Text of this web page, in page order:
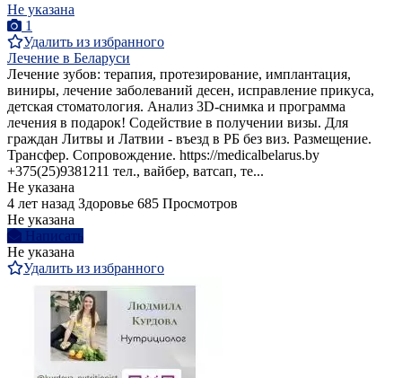
Не указана
1
Удалить из избранного
Лечение в Беларуси
Лечение зубов: терапия, протезирование, имплантация,
виниры, лечение заболеваний десен, исправление прикуса,
детская стоматология. Анализ 3D-снимка и программа
лечения в подарок! Содействие в получении визы. Для
граждан Литвы и Латвии - въезд в РБ без виз. Размещение.
Трансфер. Сопровождение. https://medicalbelarus.by
+375(25)9381211 тел., вайбер, ватсап, те...
Не указана
4 лет назад Здоровье 685 Просмотров
Не указана
Написать
Не указана
Удалить из избранного